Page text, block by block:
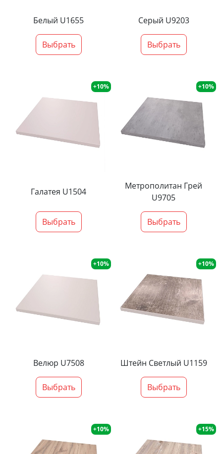
Белый U1655
Выбрать
Серый U9203
Выбрать
+10%
Галатея U1504
Выбрать
+10%
Метрополитан Грей
U9705
Выбрать
+10%
Велюр U7508
Выбрать
+10%
Штейн Светлый U1159
Выбрать
+10% +15%